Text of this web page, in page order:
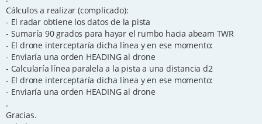
Cálculos a realizar (complicado):
- El radar obtiene los datos de la pista
- Sumaría 90 grados para hayar el rumbo hacia abeam TWR
- El drone interceptaría dicha línea y en ese momento:
- Enviaría una orden HEADING al drone
- Calcularía línea paralela a la pista a una distancia d2
- El drone interceptaría dicha línea y en ese momento:
- Enviaría una orden HEADING al drone
.
Gracias.